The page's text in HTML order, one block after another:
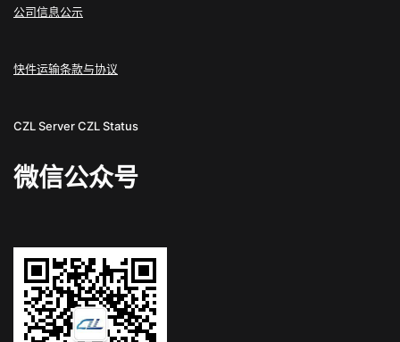
公司信息公示
快件运输条款与协议
CZL ServerCZL Status
微信公众号